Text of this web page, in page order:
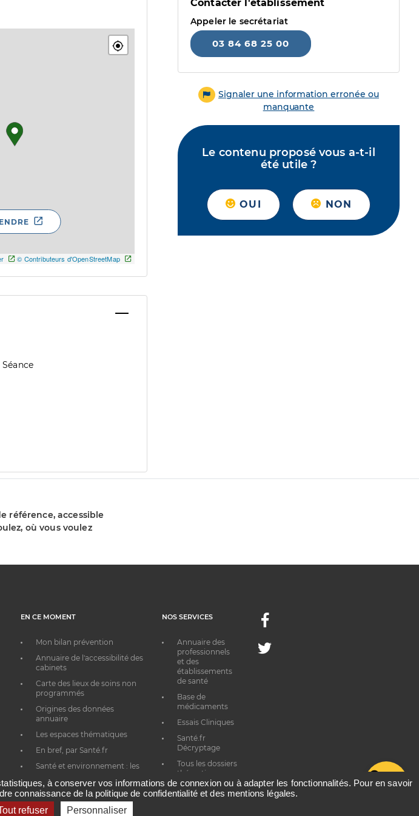
© Contributeurs d'OpenStreetMap
Contacter l'établissement
Appeler le secrétariat
03 84 68 25 00
Signaler une information erronée ou
manquante
Le contenu proposé vous a-t-il
été utile ?
OUI NON
référence, accessible
où vous voulez
EN CE MOMENT
Mon bilan prévention
Annuaire de l'accessibilité des
cabinets
Carte des lieux de soins non
programmés
Origines des données
annuaire
Les espaces thématiques
En bref, par Santé.fr
Santé et environnement : les
NOS SERVICES
Annuaire des
professionnels
et des
établissements
de santé
Base de
médicaments
Essais Cliniques
Santé.fr
Décryptage
Tous les dossiers
thématiques
Facebook
Twitter
à conserver vos informations de connexion ou à adapter les fonctionnalités. Pour en savoir
connaissance de la politique de confidentialité et des mentions légales.
refuser Personnaliser